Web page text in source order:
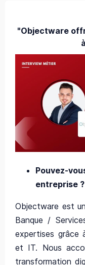
"Objectware
Pouvez-
entreprise ?
Objectware est
Banque /
expertises grâce
et IT. Nous
transformation